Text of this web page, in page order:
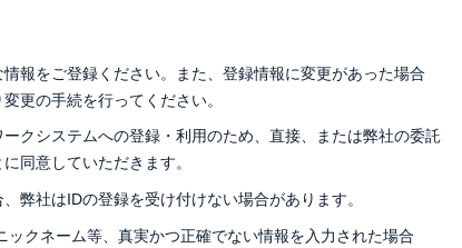
報をご登録ください。また、登録情報に変更があった場合
更の手続を行ってください。
クシステムへの登録・利用のため、直接、または弊社の委託
同意していただきます。
弊社はIDの登録を受け付けない場合があります。
クネーム等、真実かつ正確でない情報を入力された場合